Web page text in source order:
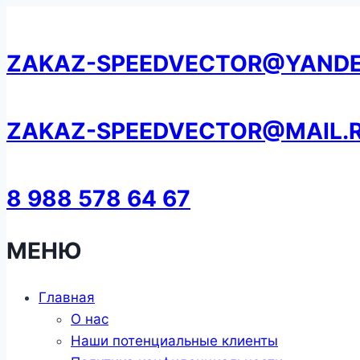
содержанию
ZAKAZ-
ZAKAZ-
8 988 578 64 67
МЕНЮ
Главная
О нас
Наши потенциальные клиенты